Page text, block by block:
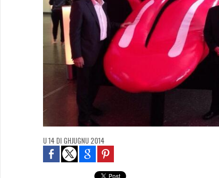
U 14 DI GHJUGNU 2014